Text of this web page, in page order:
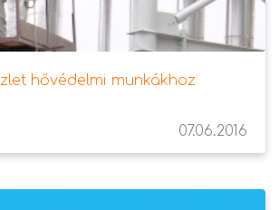
hővédelmi munkákhoz
07.06.2016